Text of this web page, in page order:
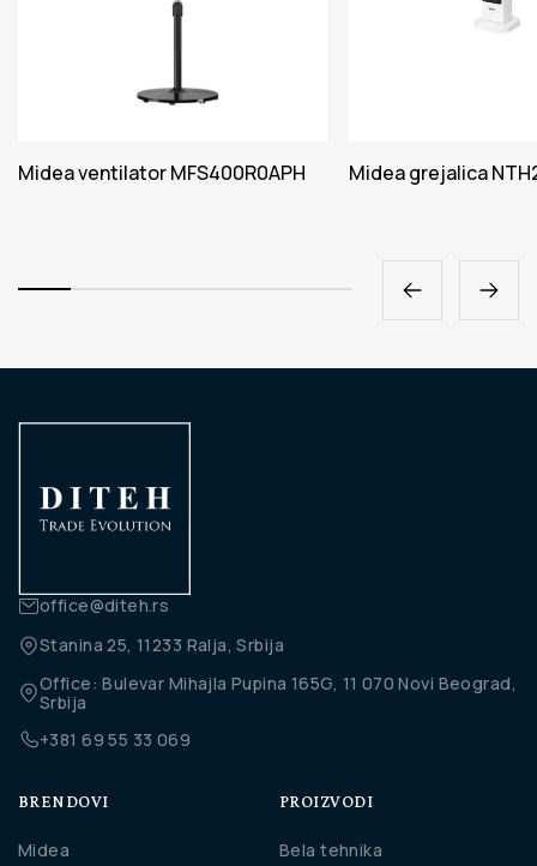
Midea ventilator MFS400R0APH Midea grejalica
office@diteh.rs
Stanina 25, 11233 Ralja, Srbija
Office: Bulevar Mihajla Pupina 165G, 11 070 Novi Beograd,
Srbija
+381 69 55 33 069
BRENDOVI
Midea
PROIZVODI
Bela tehnika